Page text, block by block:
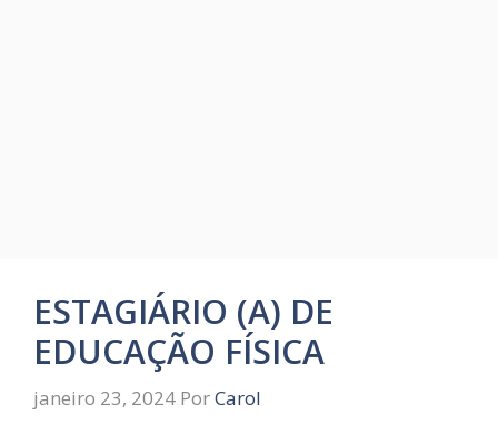
ESTAGIÁRIO (A) DE
EDUCAÇÃO FÍSICA
janeiro 23, 2024 PorCarol